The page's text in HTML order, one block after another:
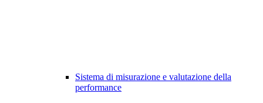
Sistema di misurazione e valutazione della
performance